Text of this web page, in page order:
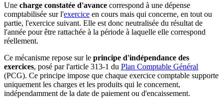
Une charge constatée d'avance correspond à une dépense
comptabilisée sur l'exercice en cours mais qui concerne, en tout ou
partie, l'exercice suivant. Elle est donc neutralisée du résultat de
l'année pour être rattachée à la période à laquelle elle correspond
réellement.
Ce mécanisme repose sur le principe d'indépendance des
exercices, posé par l'article 313-1 du Plan Comptable Général
(PCG). Ce principe impose que chaque exercice comptable supporte
uniquement les charges et les produits qui le concernent,
indépendamment de la date de paiement ou d'encaissement.